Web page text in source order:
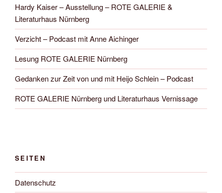
Hardy Kaiser – Ausstellung – ROTE GALERIE &
Literaturhaus Nürnberg
Verzicht – Podcast mit Anne Aichinger
Lesung ROTE GALERIE Nürnberg
Gedanken zur Zeit von und mit Heijo Schlein – Podcast
ROTE GALERIE Nürnberg und Literaturhaus Vernissage
SEITEN
Datenschutz